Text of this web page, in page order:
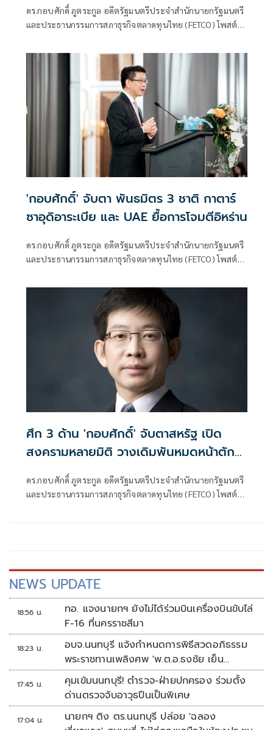
ดร.กอบศักดิ์ ภูตระกูล อดีตรัฐมนตรีประจำสำนักนายกรัฐมนตรี
และประธานกรรมการสภาธุรกิจตลาดทุนไทย (FETCO) โพสต์
'กอบศักดิ์' จับตา พันธมิตร 3 ชาติ กาตาร์
ซาอุดิอาระเบีย และ UAE ยื้อการโจมตีอิหร่าน
ดร.กอบศักดิ์ ภูตระกูล อดีตรัฐมนตรีประจำสำนักนายกรัฐมนตรี
และประธานกรรมการสภาธุรกิจตลาดทุนไทย (FETCO) โพสต์
ศึก 3 ด้าน 'กอบศักดิ์' จับตาสหรัฐ เปิด
สงครามหลายมิติ วางเดิมพันหมดหน้าตัก
จะจบอย่างไร
ดร.กอบศักดิ์ ภูตระกูล อดีตรัฐมนตรีประจำสำนักนายกรัฐมนตรี
และประธานกรรมการสภาธุรกิจตลาดทุนไทย (FETCO) โพสต์เฟ
NEWS UPDATE
18:56 น.
ทอ. แจงนายกฯ ยังไม่ได้ร่วมบินเครื่องบินขับไล่
F-16 ที่นครราชสีมา
18:23 น.
อบจ.นนทบุรี แจ้งกำหนดการพิธีสวดอภิธรรม
พระราชทานเพลิงศพ 'พ.ต.อ.ธงชัย เย็น
ประเสริฐ'
17:45 น.
คุมเข้มนนทบุรี! ตำรวจ-ฝ่ายปกครอง ร่วมตั้ง
ด่านตรวจจับอาวุธปืนเป็นพิเศษ
17:04 น.
นายกฯ ติง ตร.นนทบุรี ปล่อย 'ฉลอง